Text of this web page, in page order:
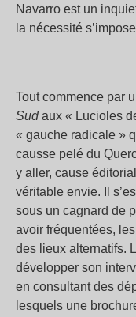
Navarro est un
la nécessité
Tout commence par
Sudaux « Lucioles
« gauche radicale »
causse pelé du
y aller, cause
véritable envie. Il
sous un cagnard de
avoir fréquentées,
des lieux alternatifs.
développer son
en consultant des
lesquels une